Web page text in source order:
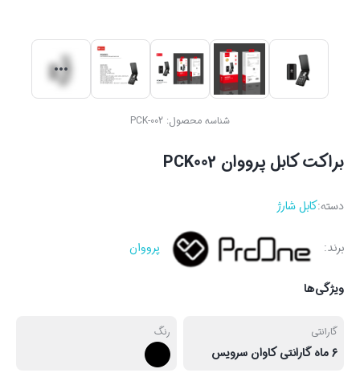
شناسه محصول: PCK-002
براکت کابل پرووان PCK002
دسته:کابل شارژ
برند: پرووان
ویژگی‌ها
گارانتی
6 ماه گارانتی کاوان سرویس
رنگ